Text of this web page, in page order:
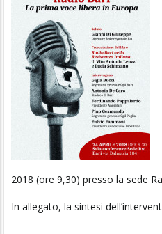
2018 (ore 9,30) presso la sede
In allegato, la sintesi